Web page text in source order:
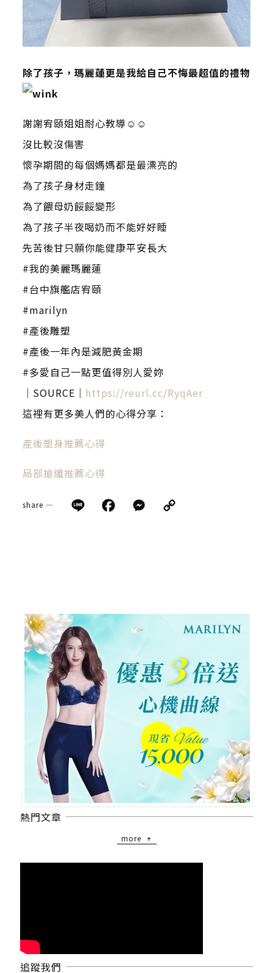
除了孩子，瑪麗蓮更是我給自己不悔最超值的禮物
謝謝宥頤姐姐耐心教導☺️☺️
沒比較沒傷害
懷孕期間的每個媽媽都是最漂亮的
為了孩子身材走鐘
為了餵母奶餒餒變形
為了孩子半夜喝奶而不能好好睡
先苦後甘只願你能健康平安長大
#我的美麗瑪麗蓮
#台中旗艦店宥頤
#marilyn
#產後雕塑
#產後一年內是減肥黃金期
#多愛自己一點更值得別人愛妳
｜SOURCE｜ https://reurl.cc/RyqAer
這裡有更多美人們的心得分享：
產後塑身推薦心得
局部搶纖推薦心得
share — Line Facebook
Messenger
熱門文章
more
追蹤我們